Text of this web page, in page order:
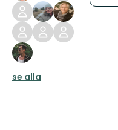
se alla